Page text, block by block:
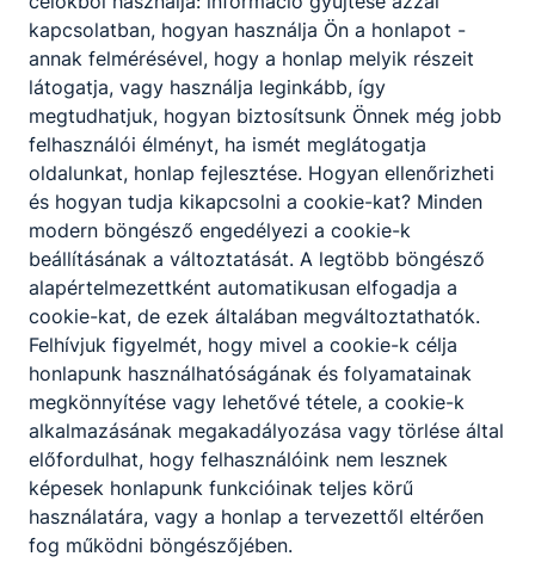
ISKOLASPECIFIKUS INFORMÁCIÓK A KÉPZÉSHEZ
Bemeneti
feltétel:
Érettségi, szakmára
épülő szakács
végzettség
Képzési idő:
1 tanítási év
Iskola, ahol
indul a képzés:
Váci SzC Petzelt
József Technikum
és Szakképző Iskola
Képzés
indulása:
2026 szeptember
Finanszírozási
forma
államilag
támogatott,
ingyenes
elméleti képzés az
intézményben, (az
kapcsolatban, hogyan használja Ön a honlapot -
annak felmérésével, hogy a honlap melyik részeit
látogatja, vagy használja leginkább, így
megtudhatjuk, hogyan biztosítsunk Önnek még jobb
felhasználói élményt, ha ismét meglátogatja
oldalunkat, honlap fejlesztése. Hogyan ellenőrizheti
és hogyan tudja kikapcsolni a cookie-kat? Minden
modern böngésző engedélyezi a cookie-k
beállításának a változtatását. A legtöbb böngésző
alapértelmezettként automatikusan elfogadja a
cookie-kat, de ezek általában megváltoztathatók.
Felhívjuk figyelmét, hogy mivel a cookie-k célja
honlapunk használhatóságának és folyamatainak
megkönnyítése vagy lehetővé tétele, a cookie-k
alkalmazásának megakadályozása vagy törlése által
előfordulhat, hogy felhasználóink nem lesznek
képesek honlapunk funkcióinak teljes körű
használatára, vagy a honlap a tervezettől eltérően
fog működni böngészőjében.